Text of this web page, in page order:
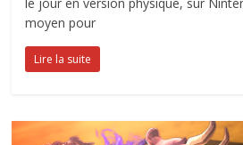
moyen pour
Lire la suite